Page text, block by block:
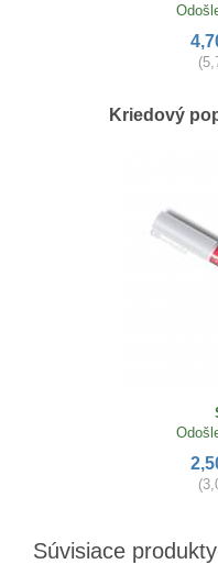
Kriedový
Súvisiace produkty